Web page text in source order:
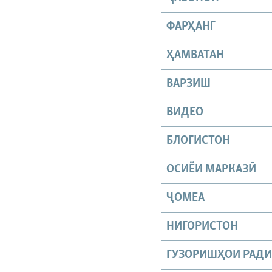
ФАРҲАНГ
ҲАМВАТАН
ВАРЗИШ
ВИДЕО
БЛОГИСТОН
ОСИЁИ МАРКАЗӢ
ҶОМEА
НИГОРИСТОН
ГУЗОРИШҲОИ